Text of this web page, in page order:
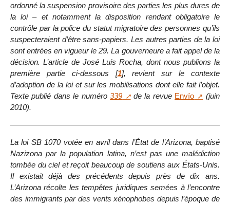
ordonné la suspension provisoire des parties les plus dures de
la loi – et notamment la disposition rendant obligatoire le
contrôle par la police du statut migratoire des personnes qu’ils
suspecteraient d’être sans-papiers. Les autres parties de la loi
sont entrées en vigueur le 29. La gouverneure a fait appel de la
décision. L’article de José Luis Rocha, dont nous publions la
première partie ci-dessous [1], revient sur le contexte
d’adoption de la loi et sur les mobilisations dont elle fait l’objet.
Texte publié dans le numéro339 de la revue Envío
(juin
2010).
La loi SB 1070 votée en avril dans l’État de l’Arizona, baptisé
Nazizona par la population latina, n’est pas une malédiction
tombée du ciel et reçoit beaucoup de soutiens aux États-Unis.
Il existait déjà des précédents depuis près de dix ans.
L’Arizona récolte les tempêtes juridiques semées à l’encontre
des immigrants par des vents xénophobes depuis l’époque de